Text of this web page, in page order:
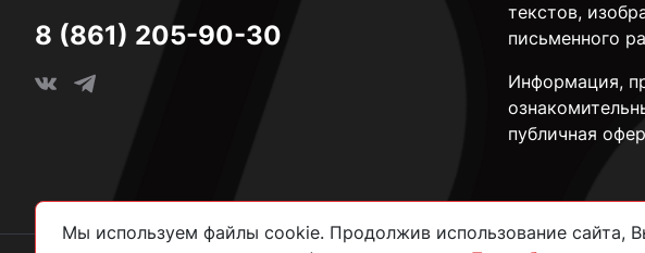
текстов,
письменного
Информация,
публичная
8 (861) 205-90-30
Мы используем файлы cookie. Продолжив использование сайта,